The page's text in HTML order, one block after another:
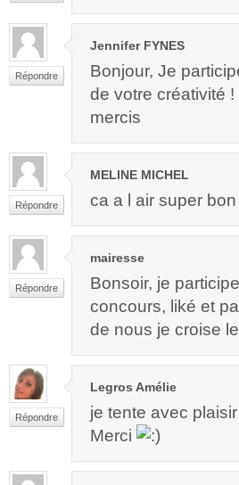
Répondre
Jennifer FYNES
Bonjour, Je
de votre créativité
mercis
Répondre
MELINE MICHEL
ca a l air super bon
Répondre
mairesse
Bonsoir, je
concours, liké et
de nous je croise
Répondre
Legros Amélie
je tente avec plaisir
Merci